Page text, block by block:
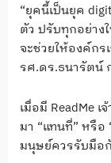
“ยุคนี้เป็นยุค
ตัว ปรับทุกอย่าง
จะช่วยให้องค์กร
รศ.ดร.ธนารัตน์
เมื่อมี ReadMe
มา “แทนที่” หรือ
มนุษย์ควรรับมือ